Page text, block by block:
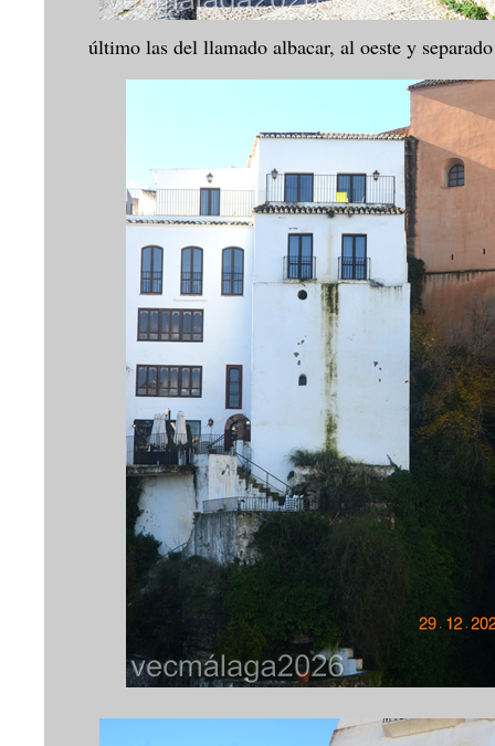
último las del llamado albacar, al oeste y